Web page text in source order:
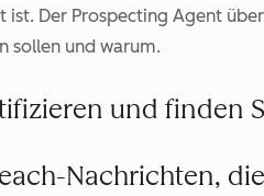
ist. Der Prospecting Agent
sollen und warum.
und finden
Nachrichten,